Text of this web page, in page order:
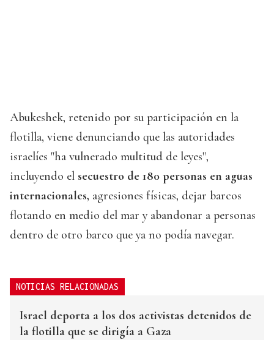
Abukeshek, retenido por su participación en la
flotilla, viene denunciando que las autoridades
israelíes "ha vulnerado multitud de leyes",
incluyendo el secuestro de 180 personas en aguas
internacionales, agresiones físicas, dejar barcos
flotando en medio del mar y abandonar a personas
dentro de otro barco que ya no podía navegar.
NOTICIAS RELACIONADAS
Israel deporta a los dos activistas detenidos de
la flotilla que se dirigía a Gaza